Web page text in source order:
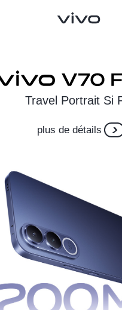
Morocco | Veuillez sélectionner
Travel Portrait Si
plus de détails